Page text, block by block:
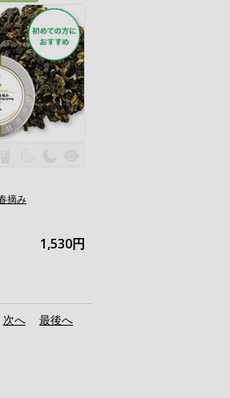
摘み
1,530円
次へ 最後へ